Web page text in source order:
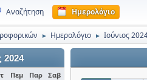
Αναζήτηση Ημερολόγιο
► Ημερολόγιο ► Ιούνιος
2024
Πεμ Παρ Σαβ